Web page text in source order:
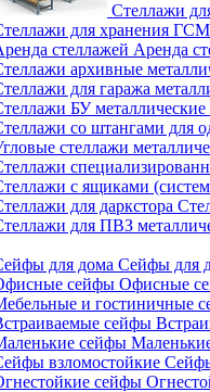
Стеллажи
Аренда
Сейфы для
Офисные